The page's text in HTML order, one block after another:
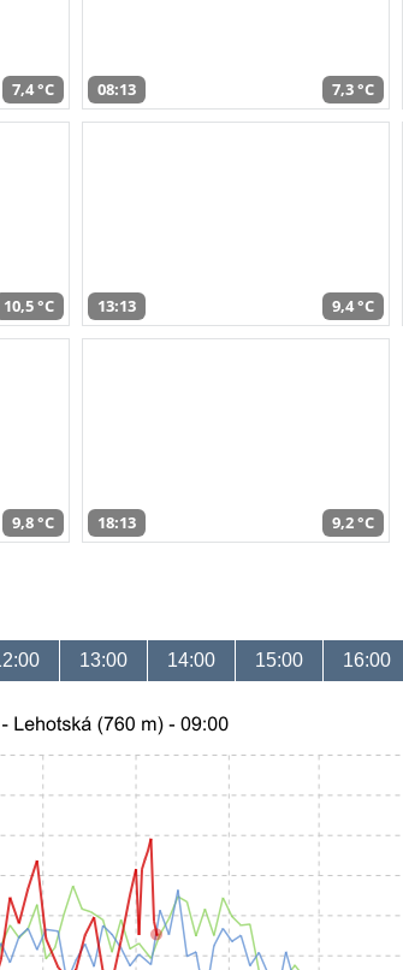
7,4 °C 08:13 7,3 °C
10,5 °C 13:13 9,4 °C
9,8 °C 18:13 9,2 °C
13:00 14:00 15:00 16:00